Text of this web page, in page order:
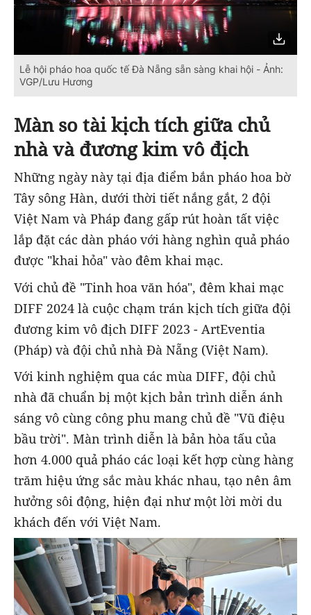
Lễ hội pháo hoa quốc tế Đà Nẵng sẵn sàng khai hội - Ảnh:
VGP/Lưu Hương
Màn so tài kịch tích giữa chủ
nhà và đương kim vô địch
Những ngày này tại địa điểm bắn pháo hoa bờ
Tây sông Hàn, dưới thời tiết nắng gắt, 2 đội
Việt Nam và Pháp đang gấp rút hoàn tất việc
lắp đặt các dàn pháo với hàng nghìn quả pháo
được "khai hỏa" vào đêm khai mạc.
Với chủ đề "Tinh hoa văn hóa", đêm khai mạc
DIFF 2024 là cuộc chạm trán kịch tích giữa đội
đương kim vô địch DIFF 2023 - ArtEventia
(Pháp) và đội chủ nhà Đà Nẵng (Việt Nam).
Với kinh nghiệm qua các mùa DIFF, đội chủ
nhà đã chuẩn bị một kịch bản trình diễn ánh
sáng vô cùng công phu mang chủ đề "Vũ điệu
bầu trời". Màn trình diễn là bản hòa tấu của
hơn 4.000 quả pháo các loại kết hợp cùng hàng
trăm hiệu ứng sắc màu khác nhau, tạo nên âm
hưởng sôi động, hiện đại như một lời mời du
khách đến với Việt Nam.